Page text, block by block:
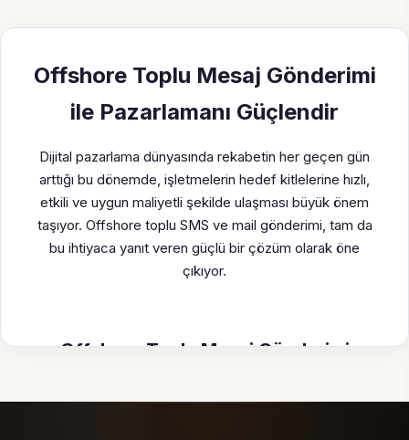
Offshore Toplu Mesaj Gönderimi
ile Pazarlamanı Güçlendir
Dijital pazarlama dünyasında rekabetin her geçen gün
arttığı bu dönemde, işletmelerin hedef kitlelerine hızlı,
etkili ve uygun maliyetli şekilde ulaşması büyük önem
taşıyor. Offshore toplu SMS ve mail gönderimi, tam da
bu ihtiyaca yanıt veren güçlü bir çözüm olarak öne
çıkıyor.
Offshore Toplu Mesaj Gönderimi